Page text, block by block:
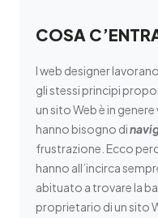
COSA
I web designer
gli stessi principi
un sito Web è in
hanno bisogno di
frustrazione. Ecco
hanno all’incirca
abituato a trovare la
proprietario di un sito